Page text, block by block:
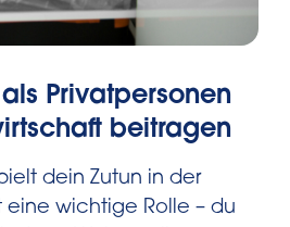
Privatpersonen
beitragen
dein Zutun in der
eine wichtige Rolle – du